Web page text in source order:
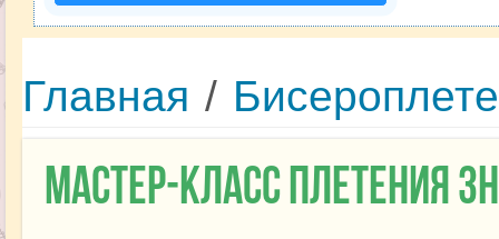
Главная /
Мастер-класс плетения